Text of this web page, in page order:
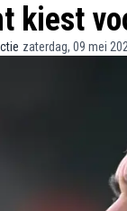
kiest
zaterdag, 09 mei